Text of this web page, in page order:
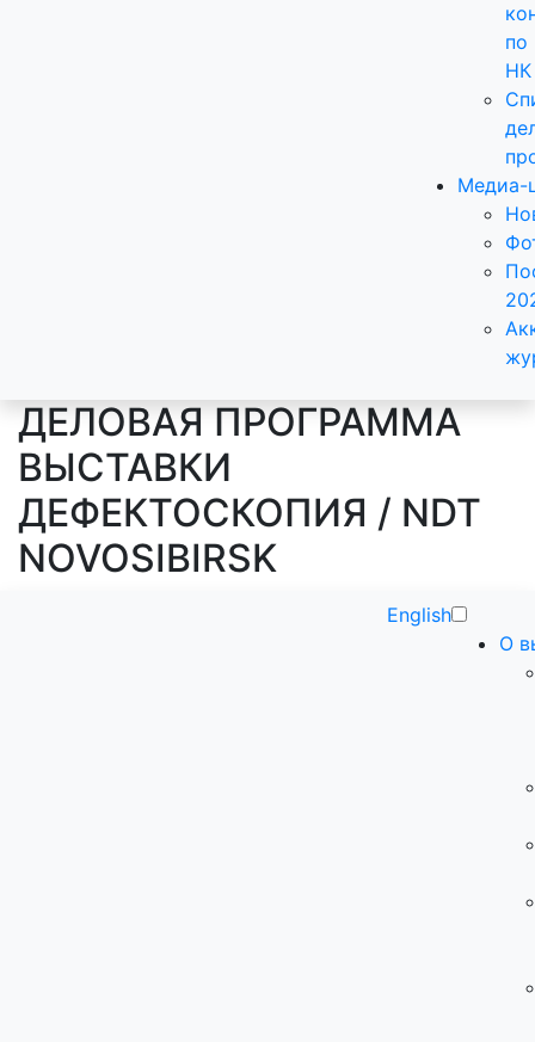
по
НК
Медиа-
ДЕЛОВАЯ ПРОГРАММА
ВЫСТАВКИ
ДЕФЕКТОСКОПИЯ / NDT
NOVOSIBIRSK
English
О